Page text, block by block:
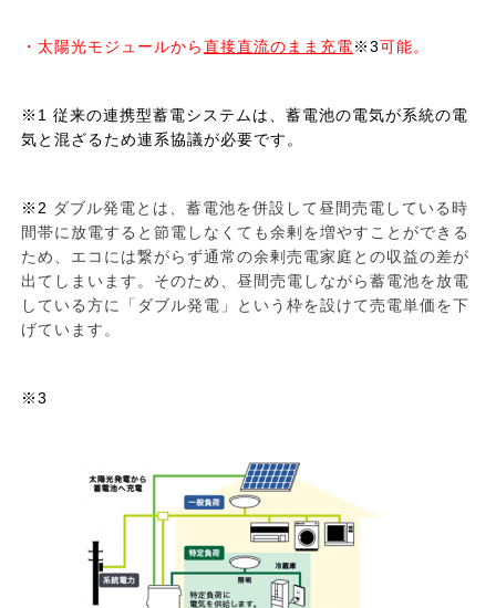
・太陽光モジュールから直接直流のまま充電※3可能。
※1 従来の連携型蓄電システムは、蓄電池の電気が系統の電
気と混ざるため連系協議が必要です。
※2 ダブル発電とは、蓄電池を併設して昼間売電している時
間帯に放電すると節電しなくても余剰を増やすことができる
ため、エコには繋がらず通常の余剰売電家庭との収益の差が
出てしまいます。そのため、昼間売電しながら蓄電池を放電
している方に「ダブル発電」という枠を設けて売電単価を下
げています。
※3